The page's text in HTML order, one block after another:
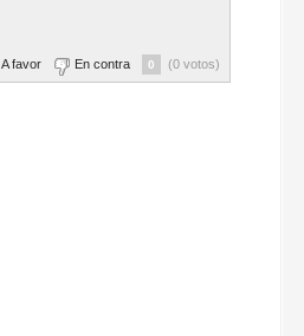
A favor En contra 0 (0 votos)